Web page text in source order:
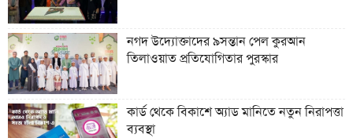
নগদ উদ্যোক্তাদের ৯সন্তান পেল কুরআন
তিলাওয়াত প্রতিযোগিতার পুরস্কার
কার্ড থেকে বিকাশে অ্যাড মানিতে নতুন নিরাপত্তা
ব্যবস্থা